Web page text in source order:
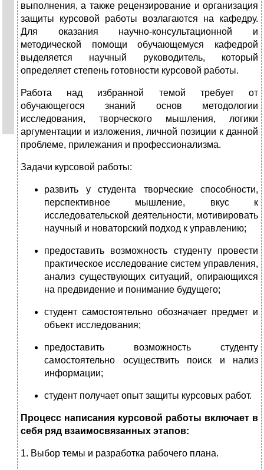
выполнения, а также рецензирование и организация
защиты курсовой работы возлагаются на кафедру.
Для оказания научно-консультационной и
методической помощи обучающемуся кафедрой
выделяется научный руководитель, который
определяет степень готовности курсовой работы.
Работа над избранной темой требует от
обучающегося знаний основ методологии
исследования, творческого мышления, логики
аргументации и изложения, личной позиции к данной
проблеме, прилежания и профессионализма.
Задачи курсовой работы:
развить у студента творческие способности,
перспективное мышление, вкус к
исследовательской деятельности, мотивировать
научный и новаторский подход к управлению;
предоставить возможность студенту провести
практическое исследование систем управления,
анализ существующих ситуаций, опирающихся
на предвидение и понимание будущего;
студент самостоятельно обозначает предмет и
объект исследования;
предоставить возможность студенту
самостоятельно осуществить поиск и нализ
информации;
студент получает опыт защиты курсовых работ.
Процесс написания курсовой работы включает в
себя ряд взаимосвязанных этапов:
1. Выбор темы и разработка рабочего плана.